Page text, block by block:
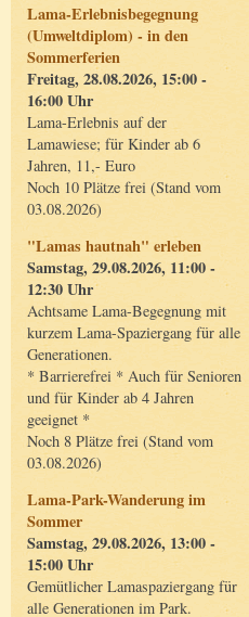
Lama-Erlebnisbegegnung
(Umweltdiplom) - in den
Sommerferien
Freitag, 28.08.2026, 15:00 -
16:00 Uhr
Lama-Erlebnis auf der
Lamawiese; für Kinder ab 6
Jahren, 11,- Euro
Noch 10 Plätze frei (Stand vom
03.08.2026)
"Lamas hautnah" erleben
Samstag, 29.08.2026, 11:00 -
12:30 Uhr
Achtsame Lama-Begegnung mit
kurzem Lama-Spaziergang für alle
Generationen.
* Barrierefrei * Auch für Senioren
und für Kinder ab 4 Jahren
geeignet *
Noch 8 Plätze frei (Stand vom
03.08.2026)
Lama-Park-Wanderung im
Sommer
Samstag, 29.08.2026, 13:00 -
15:00 Uhr
Gemütlicher Lamaspaziergang für
alle Generationen im Park.